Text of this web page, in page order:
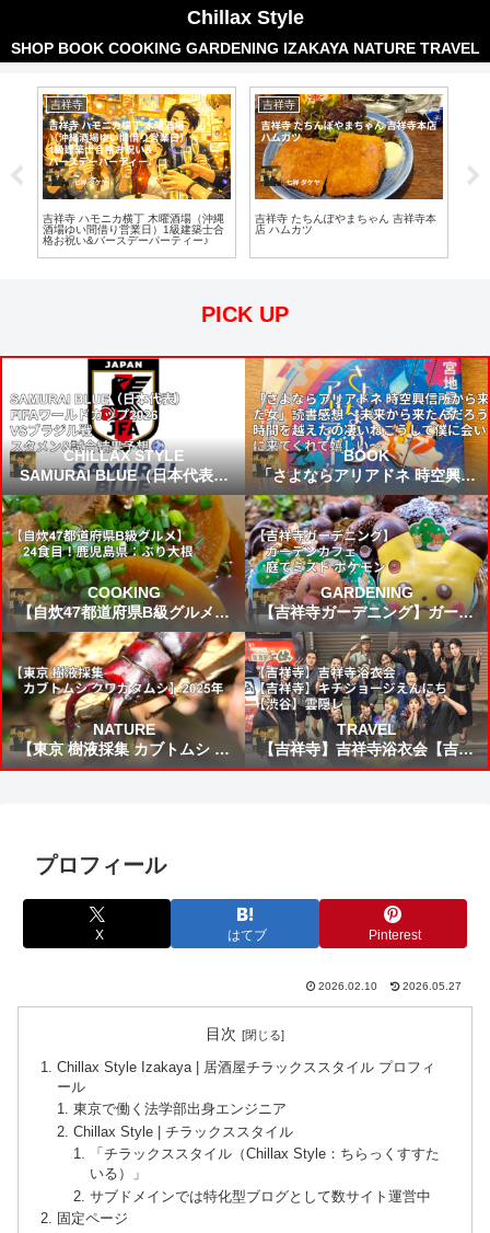
Chillax Style
SHOP BOOK COOKING GARDENING IZAKAYA NATURE TRAVEL
吉祥寺
吉祥寺 ハモニカ横丁 木曜酒場（沖縄
酒場ゆい間借り営業日）1級建築士合
格お祝い&バースデーパーティー♪
吉祥寺
吉祥寺 たちんぽやまちゃん 吉祥寺本
店 ハムカツ
PICK UP
CHILLAX STYLE
SAMURAI BLUE（日本代表）
FIFAワールドカップ2026 VSブ
ラジル戦 スタメン&試合結果予
想⚽
BOOK
「さよならアリアドネ 時空興信
所から来た女」読書感想 ～未来
から来たんだろう時間を越えた
の凄いねこうして僕に会いに来
てくれて嬉しい～
COOKING
【自炊47都道府県B級グルメ】
24食目！鹿児島県：ぶり大根
GARDENING
【吉祥寺ガーデニング】ガーデ
ンカフェ☕庭でミスド ポケモン
🍩
NATURE
【東京 樹液採集 カブトムシ ク
ワガタムシ】2025年
TRAVEL
【吉祥寺】吉祥寺浴衣会【吉祥
寺】キチジョージえんにち【渋
プロフィール
X はてブ Pinterest
2026.02.10 2026.05.27
目次
Chillax Style Izakaya | 居酒屋チラックススタイル プロフィ
ール
東京で働く法学部出身エンジニア
Chillax Style | チラックススタイル
「チラックススタイル（Chillax Style：ちらっくすすた
いる）」
サブドメインでは特化型ブログとして数サイト運営中
固定ページ